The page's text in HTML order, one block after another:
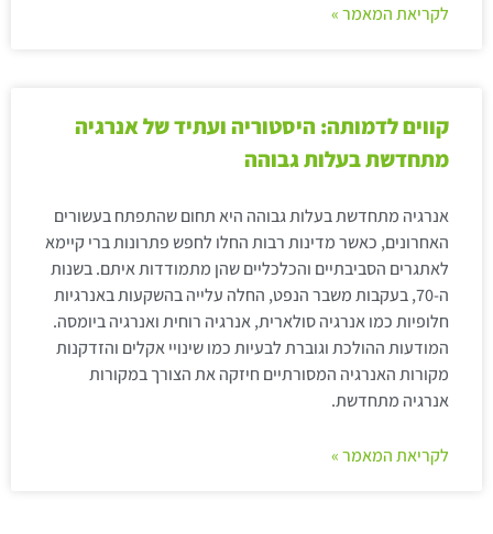
לקריאת המאמר »
קווים לדמותה: היסטוריה ועתיד של אנרגיה
מתחדשת בעלות גבוהה
אנרגיה מתחדשת בעלות גבוהה היא תחום שהתפתח בעשורים
האחרונים, כאשר מדינות רבות החלו לחפש פתרונות ברי קיימא
לאתגרים הסביבתיים והכלכליים שהן מתמודדות איתם. בשנות
ה-70, בעקבות משבר הנפט, החלה עלייה בהשקעות באנרגיות
חלופיות כמו אנרגיה סולארית, אנרגיה רוחית ואנרגיה ביומסה.
המודעות ההולכת וגוברת לבעיות כמו שינויי אקלים והזדקנות
מקורות האנרגיה המסורתיים חיזקה את הצורך במקורות
אנרגיה מתחדשת.
לקריאת המאמר »